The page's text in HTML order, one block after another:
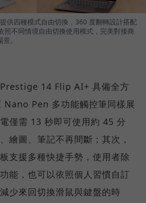
供四種模式自由切換，360 度翻轉設計搭配
照不同情境自由切換使用模式，完美對接商
。
14 Flip AI+ 具備全方
Nano Pen 多功能觸控筆同樣展
僅需 13 秒即可使用約 45 分
繪圖、筆記不再間斷；其次，
支援多種快捷手勢，使用者除
能，也可以依照個人習慣自訂
少來回切換滑鼠與鍵盤的時